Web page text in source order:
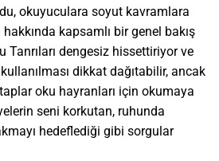
okuyuculara soyut kavramlara
kapsamlı bir genel bakış
Tanrıları dengesiz hissettiriyor ve
dikkat dağıtabilir, ancak
oku hayranları için okumaya
seni korkutan, ruhunda
hedeflediği gibi sorgular